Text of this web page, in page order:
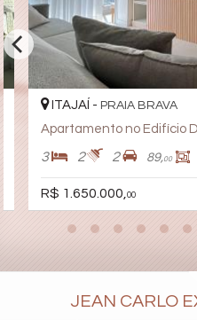
Portão Eletrônico
Brinquedoteca
Quiosque Externo
Automação Predial
Piscina Infantil
Bicicletário
Câmeras de Segurança
Pet Place
Coworking
Sala de Reunião
Entrada para Banhistas
Hall Decorado e Mobiliado
ITAJAÍ - PRAIA BRAVA
Apartamento no Edifício
3 2 2 89,00
R$ 1.650.000, 00
JEAN CARLO